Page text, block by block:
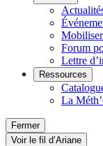
Forum
Lettre
Ressources
La
Fermer
Voir le fil d’Ariane